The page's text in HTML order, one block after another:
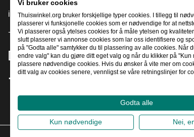
info@thuiswinkel.org
+31 (0)318 64 85 75
[_General:SocialMediaTitle]
Vi bruker cookies
Thuiswinkel.org bruker forskjellige typer cookies. I tillegg til
plasserer vi funksjonelle cookies som er nødvendige for at
Vi plasserer også ytelses cookies for å måle ytelsen og
slutt plasserer vi annonse cookies som lar oss identifisere og
på "Godta alle" samtykker du til plassering av alle cookies. Når
endre valg" kan du gjøre ditt eget valg og når du klikker på "Kun
plassere nødvendige cookies. Hvis du ønsker å vite mer om
ditt valg av cookies senere, vennligst se våre retningslinjer for
Godta alle
Kun nødvendige Nei,